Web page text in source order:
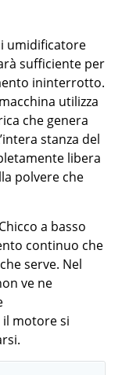
umidificatore
sufficiente per
ininterrotto.
utilizza
che genera
stanza del
libera
polvere che
a basso
continuo che
serve. Nel
ve ne
motore si